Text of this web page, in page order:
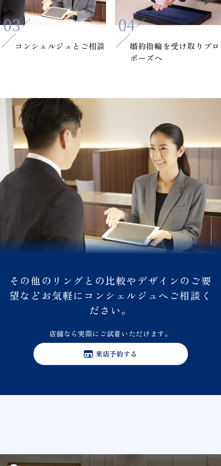
コンシェルジュと ご相談 婚約指輪を受け取りプロ
ポーズへ
その他のリングとの比較やデザインのご要
望などお気軽にコンシェルジュへご相談く
ださい。
店舗なら実際にご試着いただけます。
来店予約する